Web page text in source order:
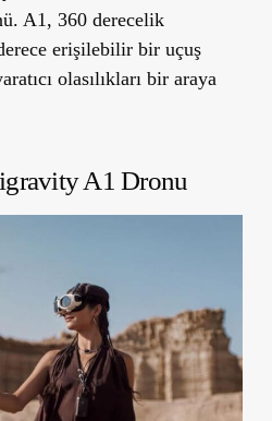
A1, 360 derecelik
erişilebilir bir uçuş
olasılıkları bir araya
A1 Dronu